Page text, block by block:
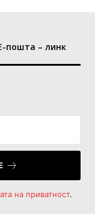
пошта – линк
на приватност.